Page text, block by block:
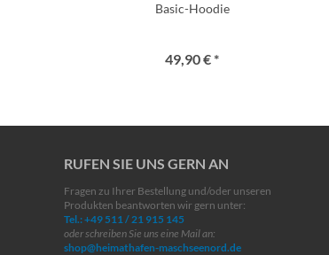
Basic-Hoodie
49,90 € *
RUFEN SIE UNS GERN AN
Fragen zu Ihrer Bestellung und/oder unseren
Produkten beantworten wir gern unter:
Tel.: +49 511 / 21 915 145
oder schreiben Sie uns eine Mail an:
shop@heimathafen-maschseenord.de